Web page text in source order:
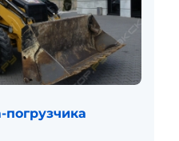
погрузчика